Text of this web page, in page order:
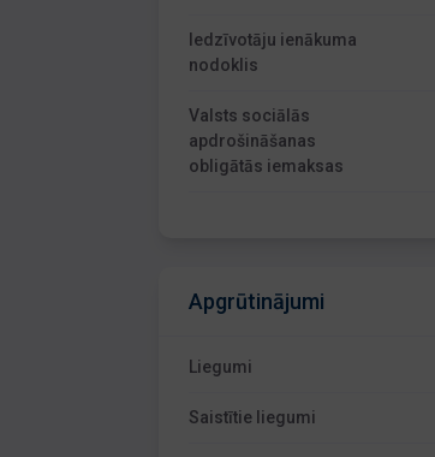
Iedzīvotāju ienākuma
nodoklis
Valsts sociālās
apdrošināšanas
obligātās iemaksas
Apgrūtinājumi
Liegumi
Saistītie liegumi